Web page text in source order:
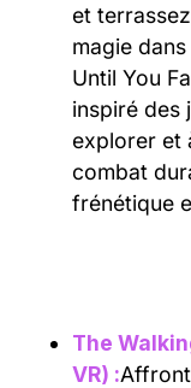
et
magie
Until You
inspiré des
explorer et
combat
frénétique
The
VR) :